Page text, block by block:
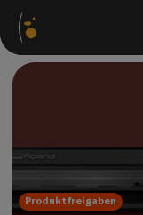
Produktfreigaben